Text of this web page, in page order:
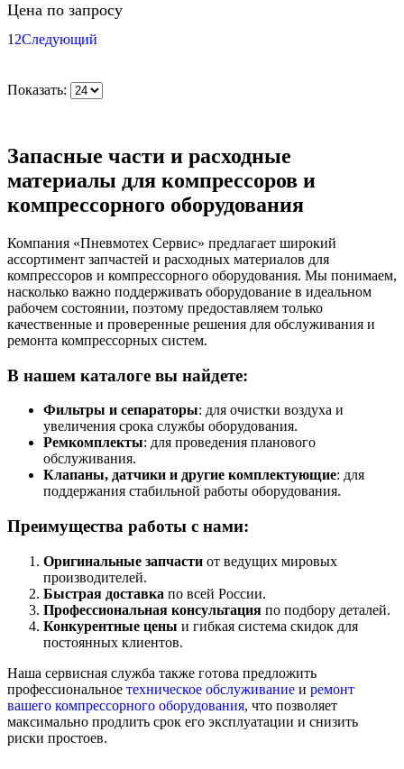
Цена по запросу
1 2Следующий
Показать:
Запасные части и расходные
материалы для компрессоров и
компрессорного оборудования
Компания «Пневмотех Сервис» предлагает широкий
ассортимент запчастей и расходных материалов для
компрессоров и компрессорного оборудования. Мы понимаем,
насколько важно поддерживать оборудование в идеальном
рабочем состоянии, поэтому предоставляем только
качественные и проверенные решения для обслуживания и
ремонта компрессорных систем.
В нашем каталоге вы найдете:
Фильтры и сепараторы: для очистки воздуха и
увеличения срока службы оборудования.
Ремкомплекты: для проведения планового
обслуживания.
Клапаны, датчики и другие комплектующие: для
поддержания стабильной работы оборудования.
Преимущества работы с нами:
Оригинальные запчасти от ведущих мировых
производителей.
Быстрая доставка по всей России.
Профессиональная консультация по подбору деталей.
Конкурентные цены и гибкая система скидок для
постоянных клиентов.
Наша сервисная служба также готова предложить
профессиональное техническое обслуживание и ремонт
вашего компрессорного оборудования, что позволяет
максимально продлить срок его эксплуатации и снизить
риски простоев.